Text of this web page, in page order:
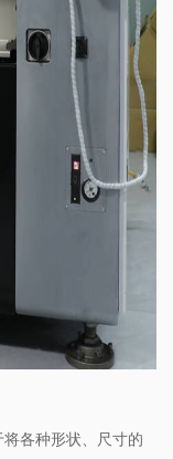
各种形状、尺寸的